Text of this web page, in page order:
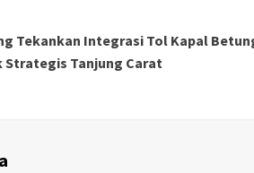
Tekankan Integrasi Tol Kapal
Strategis Tanjung Carat